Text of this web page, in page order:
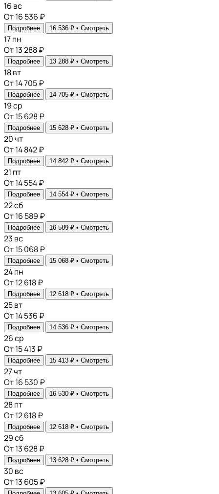
16 вс
От 16 536 ₽
Подробнее 16 536 ₽ • Смотреть
17пн
От 13 288 ₽
Подробнее 13 288 ₽ • Смотреть
18вт
От 14 705 ₽
Подробнее 14 705 ₽ • Смотреть
19ср
От 15 628 ₽
Подробнее 15 628 ₽ • Смотреть
20чт
От 14 842 ₽
Подробнее 14 842 ₽ • Смотреть
21 пт
От 14 554 ₽
Подробнее 14 554 ₽ • Смотреть
22сб
От 16 589 ₽
Подробнее 16 589 ₽ • Смотреть
23 вс
От 15 068 ₽
Подробнее 15 068 ₽ • Смотреть
24пн
От 12 618 ₽
Подробнее 12 618 ₽ • Смотреть
25вт
От 14 536 ₽
Подробнее 14 536 ₽ • Смотреть
26ср
От 15 413 ₽
Подробнее 15 413 ₽ • Смотреть
27чт
От 16 530 ₽
Подробнее 16 530 ₽ • Смотреть
28пт
От 12 618 ₽
Подробнее 12 618 ₽ • Смотреть
29сб
От 13 628 ₽
Подробнее 13 628 ₽ • Смотреть
30 вс
От 13 605 ₽